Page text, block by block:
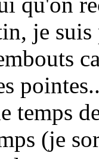
je
temps
(je